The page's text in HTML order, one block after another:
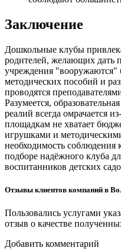
Заключение
Дошкольные клубы
родителей, желающих дать
учреждения "вооружаются"
методических пособий и
проводятся
Разумеется,
реалий всегда омрачается
площадкам не хватает
игрушками и
необходимость соблюдения
подборе надёжного клуба
воспитанников детских
Отзывы клиентов компаний в
Пользовались услугами
отзыв о качестве
Добавить комментарий